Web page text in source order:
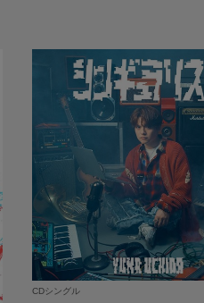
CDシングル